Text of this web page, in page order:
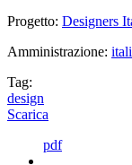
Progetto: Designers
Amministrazione:
Tag:
design
Scarica
pdf